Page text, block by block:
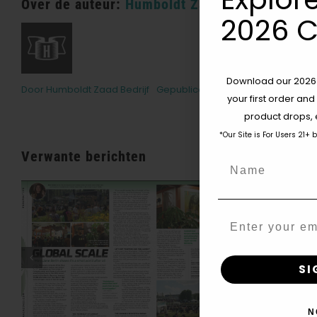
Over de auteur: Humboldt Zaadbedrijf
Door Humboldt Zaad Bedrijf Gepubliceerd op: 4 januari 2021
Verwante berichten
Wat Is THCV? De
Waarheid Over
‘dieetwiet’, Energie En
High Worden — VICE
2026
Download our
your first order
product drops,
*Our Site is For Users 21+